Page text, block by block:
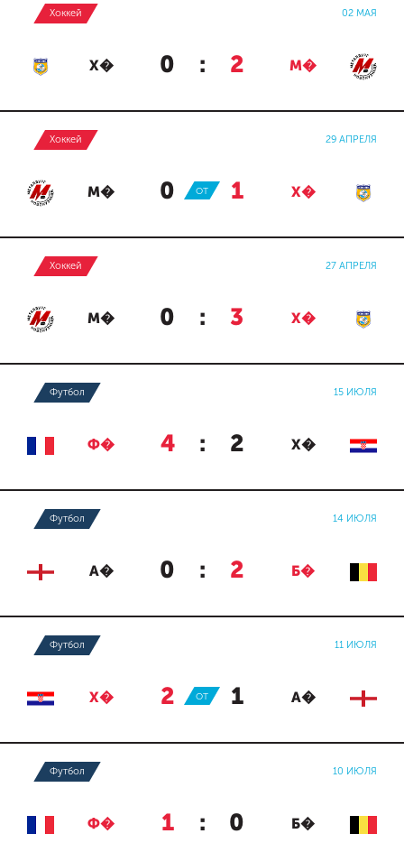
Хоккей 02 МАЯ
Х� 0 : 2 М�
Хоккей 29 АПРЕЛЯ
М� 0 : 1 Х�
ОТ
Хоккей 27 АПРЕЛЯ
М� 0 : 3 Х�
Футбол 15 ИЮЛЯ
Ф� 4 : 2 Х�
Футбол 14 ИЮЛЯ
А� 0 : 2 Б�
Футбол 11 ИЮЛЯ
Х� 2 : 1 А�
ОТ
Футбол 10 ИЮЛЯ
Ф� 1 : 0 Б�